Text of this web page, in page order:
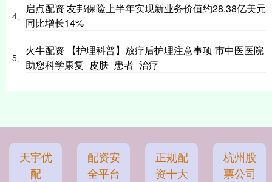
4、
启点配资 友邦保险上半年实现新业务价值约28.38亿美元
同比增长14%
5、
火牛配资 【护理科普】放疗后护理注意事项 市中医医院
助您科学康复_皮肤_患者_治疗
天宇优
配
配资安
全平台
正规配
资十大
杭州股
票公司